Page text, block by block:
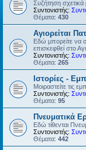
Συζήτηση σχετικά
Συντονιστής:
Θέματα: 430
Αγιορείται
Εδώ μπορείτε να
επισκεφθεί στο
Συντονιστής:
Θέματα: 265
Ιστορίες -
Μοιραστείτε τις
Συντονιστής:
Θέματα: 95
Πνευματικά
Εδώ τίθενται
Συντονιστής:
Θέματα: 442